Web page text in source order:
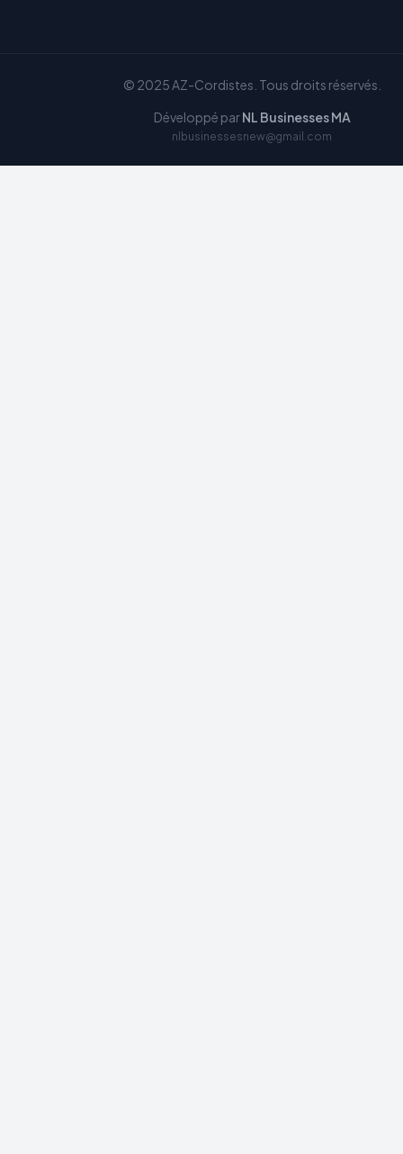
© 2025 AZ-Cordistes. Tous droits réservés.
Développé parNL Businesses MA
nlbusinessesnew@gmail.com